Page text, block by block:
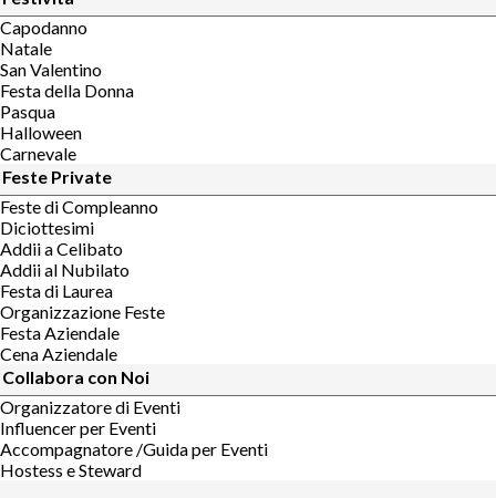
Capodanno
Natale
San Valentino
Festa della Donna
Pasqua
Halloween
Carnevale
Feste Private
Feste di Compleanno
Diciottesimi
Addii a Celibato
Addii al Nubilato
Festa di Laurea
Organizzazione Feste
Festa Aziendale
Cena Aziendale
Collabora con Noi
Organizzatore di Eventi
Influencer per Eventi
Accompagnatore /Guida per Eventi
Hostess e Steward